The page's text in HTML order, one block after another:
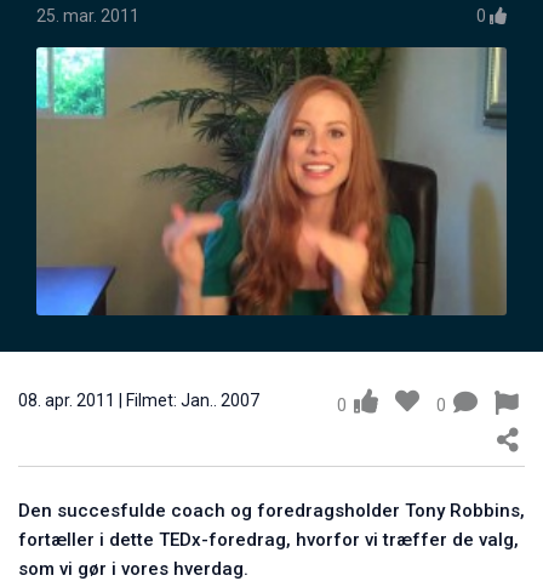
25. mar. 2011 0
05. apr. 2011 0
08. apr. 2011 Filmet: Jan.. 2007 0 0
Den succesfulde coach og foredragsholder Tony Robbins,
fortæller i dette TEDx-foredrag, hvorfor vi træffer de valg,
som vi gør i vores hverdag.